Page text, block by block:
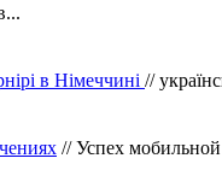
в Німеччині //
// Успех мобильной